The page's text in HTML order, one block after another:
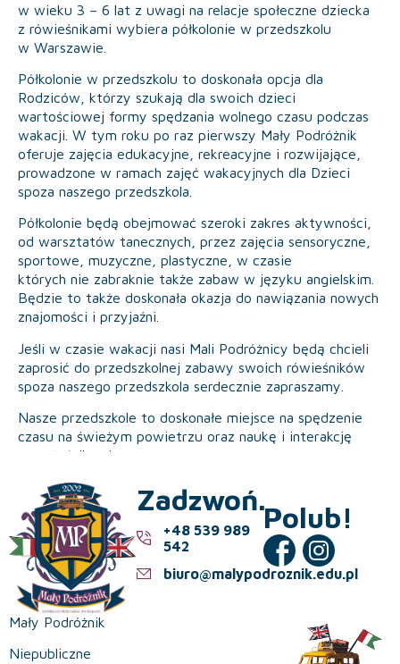
w wieku 3 – 6 lat z uwagi na relacje społeczne dziecka
z rówieśnikami wybiera półkolonie w przedszkolu
w Warszawie.
Półkolonie w przedszkolu to doskonała opcja dla
Rodziców, którzy szukają dla swoich dzieci
wartościowej formy spędzania wolnego czasu podczas
wakacji. W tym roku po raz pierwszy Mały Podróżnik
oferuje zajęcia edukacyjne, rekreacyjne i rozwijające,
prowadzone w ramach zajęć wakacyjnych dla Dzieci
spoza naszego przedszkola.
Półkolonie będą obejmować szeroki zakres aktywności,
od warsztatów tanecznych, przez zajęcia sensoryczne,
sportowe, muzyczne, plastyczne, w czasie
których nie zabraknie także zabaw w języku angielskim.
Będzie to także doskonała okazja do nawiązania nowych
znajomości i przyjaźni.
Jeśli w czasie wakacji nasi Mali Podróżnicy będą chcieli
zaprosić do przedszkolnej zabawy swoich rówieśników
spoza naszego przedszkola serdecznie zapraszamy.
Nasze przedszkole to doskonałe miejsce na spędzenie
czasu na świeżym powietrzu oraz naukę i interakcję
z rówieśnikami.
Mały Podróżnik
Niepubliczne
Zadzwoń.
+48 539 989
542
biuro@malypodroznik.edu.pl
Polub!